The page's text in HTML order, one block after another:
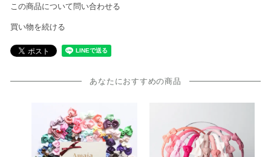
この商品について問い合わせる
買い物を続ける
あなたにおすすめの商品